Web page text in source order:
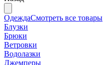
ОдеждаСмотреть все товары
Блузки
Брюки
Ветровки
Водолазки
Джемперы